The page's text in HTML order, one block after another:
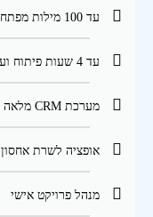
עד 100 מילות מפתח למעקב חודשי
עד 4 שעות פיתוח ועיצוב
מערכת CRM מלאה לניהול לידים
אופציה לשרת אחסון
מנהל פרויקט אישי